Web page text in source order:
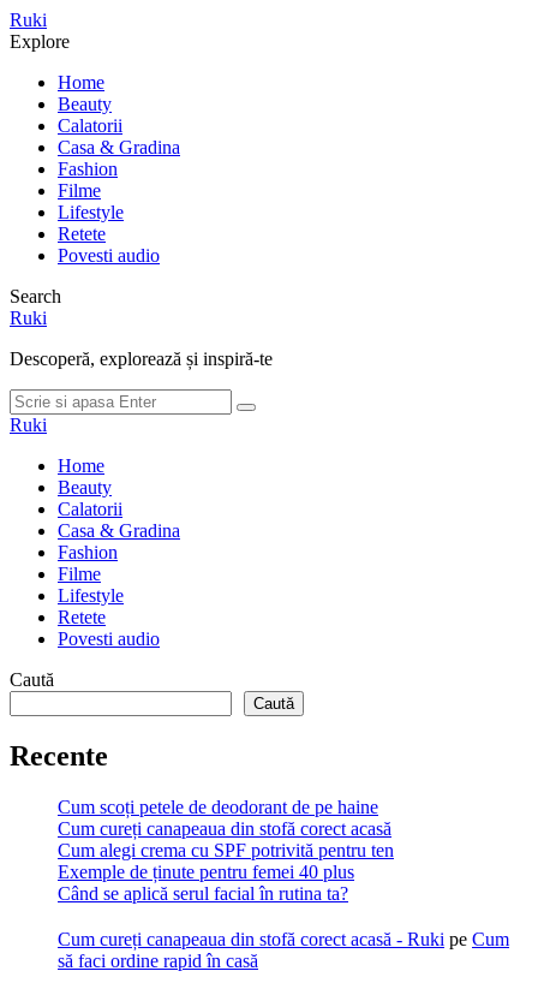
Meniu
Ruki
Cauta
Explore
Home
Beauty
Calatorii
Casa & Gradina
Fashion
Filme
Lifestyle
Retete
Povesti audio
Search
Ruki
Descoperă, explorează și inspiră-te
Cauta
dupa:
Cauta
Ruki
Home
Beauty
Calatorii
Casa & Gradina
Fashion
Filme
Lifestyle
Retete
Povesti audio
Caută
Caută
Recente
Cum scoți petele de deodorant de pe haine
Cum cureți canapeaua din stofă corect acasă
Cum alegi crema cu SPF potrivită pentru ten
Exemple de ținute pentru femei 40 plus
Când se aplică serul facial în rutina ta?
Cum cureți canapeaua din stofă corect acasă - Ruki pe Cum
să faci ordine rapid în casă